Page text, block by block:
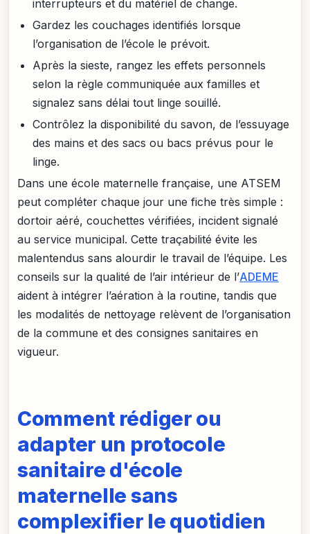
interrupteurs et du matériel de change.
Gardez les couchages identifiés lorsque
l’organisation de l’école le prévoit.
Après la sieste, rangez les effets personnels
selon la règle communiquée aux familles et
signalez sans délai tout linge souillé.
Contrôlez la disponibilité du savon, de l’essuyage
des mains et des sacs ou bacs prévus pour le
linge.
Dans une école maternelle française, une ATSEM
peut compléter chaque jour une fiche très simple :
dortoir aéré, couchettes vérifiées, incident signalé
au service municipal. Cette traçabilité évite les
malentendus sans alourdir le travail de l’équipe. Les
conseils sur la qualité de l’air intérieur de l’ADEME
aident à intégrer l’aération à la routine, tandis que
les modalités de nettoyage relèvent de l’organisation
de la commune et des consignes sanitaires en
vigueur.
Comment rédiger ou
adapter un protocole
sanitaire d'école
maternelle sans
complexifier le quotidien